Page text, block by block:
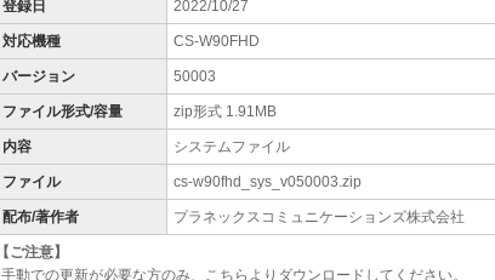
登録日 2022/10/27
対応機種 CS-W90FHD
バージョン 50003
ファイル形式/容量 zip形式 1.91MB
内容 システムファイル
ファイル cs-w90fhd_sys_v050003.zip
配布/著作者 プラネックスコミュニケーションズ株式会社
【ご注意】
手動での更新が必要な方のみ、こちらよりダウンロードしてください。